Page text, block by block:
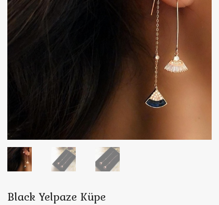
Black Yelpaze Küpe